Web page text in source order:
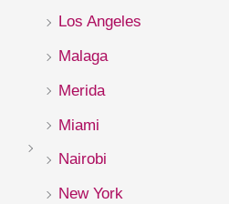
Los Angeles
Malaga
Merida
Miami
Nairobi
New York